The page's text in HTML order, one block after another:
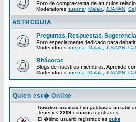
Foro de compra-venta de artículos
Moderadores hueznar, Malala JUANAN
ASTROGUIA
Preguntas, Respuestas,
Foro especialmente dedicado para
Moderadores hueznar, Malala JUANAN
Bitácoras
Blogs de nuestros miembros. Aprende
Moderadores hueznar, Malala JUANAN
Quien est� Online
Nuestros usuarios han publicado un total
Tenemos 2209 usuarios registrados
El �ltimo usuario registrado es ouku